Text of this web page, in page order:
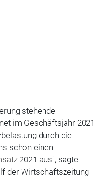
stehende
im Geschäftsjahr 2021
durch die
schon einen
2021 aus", sagte
der Wirtschaftszeitung